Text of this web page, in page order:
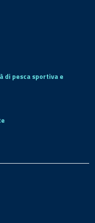
di pesca sportiva e